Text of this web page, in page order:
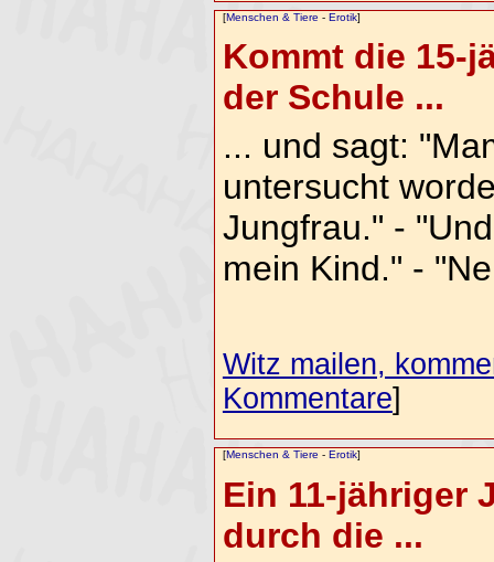
[Menschen & Tiere - Erotik]
Kommt die 15-
der Schule ...
... und sagt:
untersucht
Jungfrau." -
mein Kind." -
Witz mailen,
Kommentare]
[Menschen & Tiere - Erotik]
Ein 11-jähriger
durch die ...